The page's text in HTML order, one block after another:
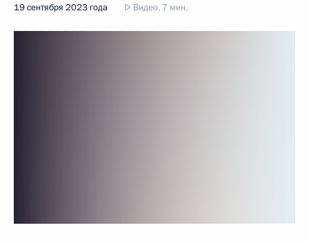
19 сентября 2023 года Видео, 7 мин.